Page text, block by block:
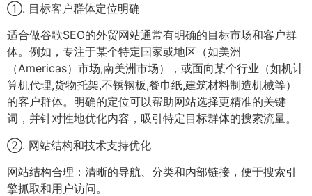
①. 目标客户群体定位明确
适合做谷歌SEO的外贸网站通常有明确的目标市场和客户群
体。例如，专注于某个特定国家或地区（如美洲
（Americas）市场,南美洲市场），或面向某个行业（如机计
算机代理,货物托架,不锈钢板,餐巾纸,建筑材料制造机械等）
的客户群体。明确的定位可以帮助网站选择更精准的关键
词，并针对性地优化内容，吸引特定目标群体的搜索流量。
②. 网站结构和技术支持优化
网站结构合理：清晰的导航、分类和内部链接，便于搜索引
擎抓取和用户访问。